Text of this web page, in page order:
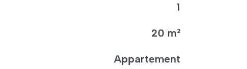
1
20 m²
Appartement